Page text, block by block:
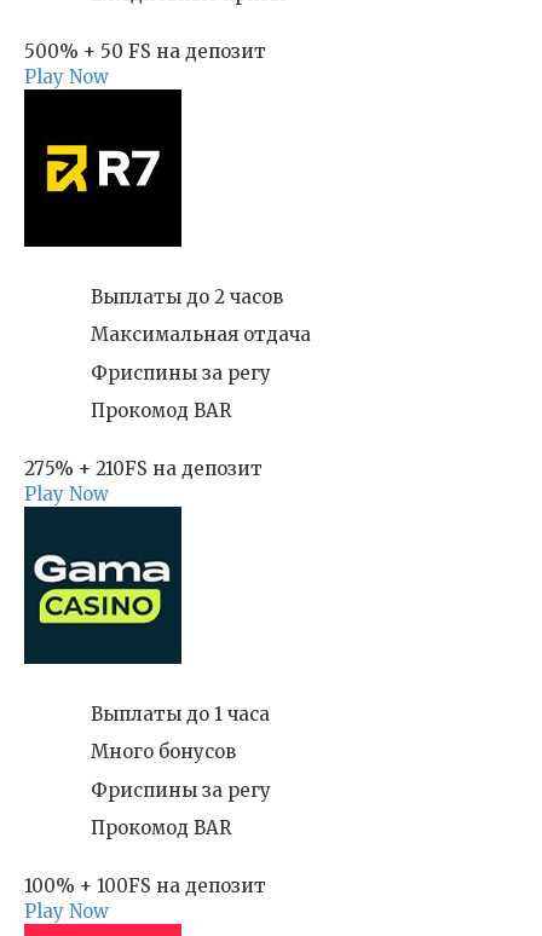
500% + 50 FS на депозит
Play Now
Выплаты до 2 часов
Максимальная отдача
Фриспины за регу
Прокомод BAR
275% + 210FS на депозит
Play Now
Выплаты до 1 часа
Много бонусов
Фриспины за регу
Прокомод BAR
100% + 100FS на депозит
Play Now